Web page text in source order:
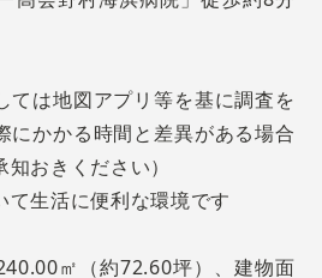
ては地図アプリ等を基に調査を
にかかる時間と差異がある場合
おきください）
て生活に便利な環境です
㎡（約72.60坪）、建物面